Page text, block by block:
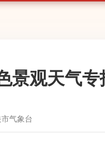
景观天气
气象台